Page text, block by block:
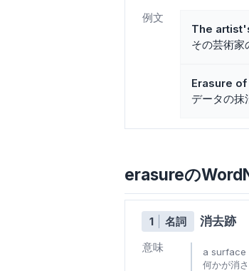
例文
The
その芸術家
Erasure
データの抹
erasureの
1 名詞 消去跡
意味
a surface
何かが消